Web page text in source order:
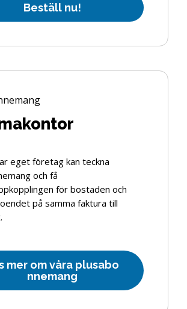
Beställ nu!
eget företag kan teckna
och få
för bostaden och
på samma faktura till
mer omvåra plusabo
nnemang